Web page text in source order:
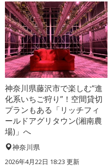
神奈川県藤沢市で楽しむ“進
化系いちご狩り”！空間貸切
プランもある「リッチフィ
ールドアグリタウン(湘南農
場)」へ
神奈川県
2026年4月22日 18:23 更新